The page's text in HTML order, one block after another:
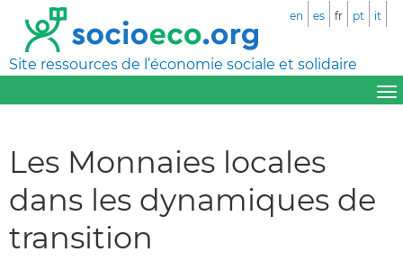
Site ressources de l’économie sociale et solidaire
en es fr pt it
Les Monnaies locales
dans les dynamiques de
transition